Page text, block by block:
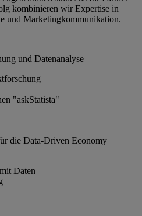
kombinieren wir Expertise in
und Marketingkommunikation.
und Datenanalyse
"askStatista"
die Data-Driven Economy
Daten